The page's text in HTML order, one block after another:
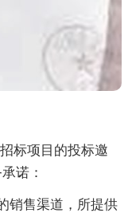
标项目的投标邀
诺：
售渠道，所提供